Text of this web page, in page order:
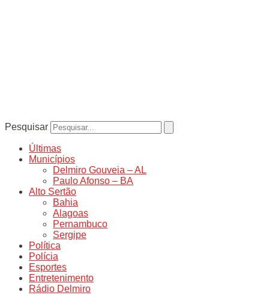
Pesquisar
Últimas
Municípios
Delmiro Gouveia – AL
Paulo Afonso – BA
Alto Sertão
Bahia
Alagoas
Pernambuco
Sergipe
Política
Polícia
Esportes
Entretenimento
Rádio Delmiro